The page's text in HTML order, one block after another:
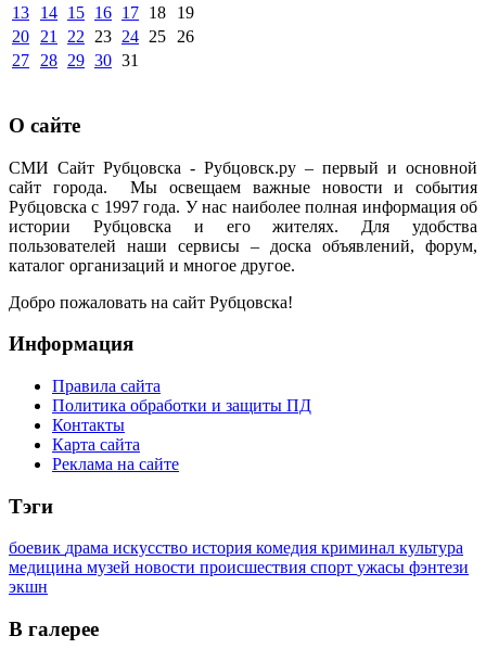
13
14 15 16 17 18
19
20
21 22 23 24 25
26
27
28 29 30 31
О сайте
СМИ Сайт Рубцовска - Рубцовск.ру – первый и основной
сайт города. Мы освещаем важные новости и события
Рубцовска с 1997 года. У нас наиболее полная информация об
истории Рубцовска и его жителях. Для удобства
пользователей наши сервисы – доска объявлений, форум,
каталог организаций и многое другое.
Добро пожаловать на сайт Рубцовска!
Информация
Правила сайта
Политика обработки и защиты ПД
Контакты
Карта сайта
Реклама на сайте
Тэги
боевик драма искусство история комедия криминал культура
медицина музей новости происшествия спорт ужасы фэнтези
экшн
В галерее